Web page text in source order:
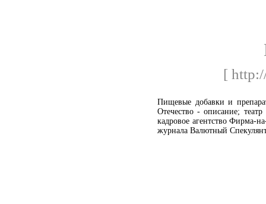
[
Пищевые добавки и
Отечество - описание;
кадровое агентство Фирма-
журнала Валютный